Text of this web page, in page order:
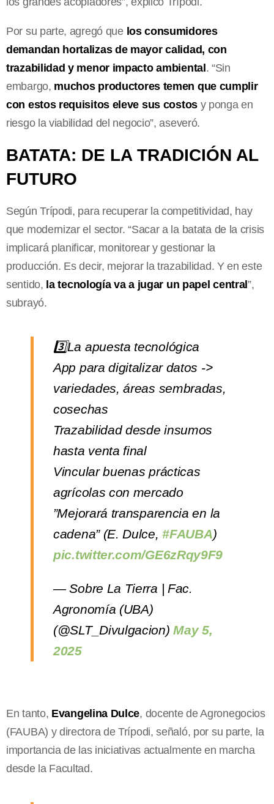
Por su parte, agregó que los consumidores
demandan hortalizas de mayor calidad, con
trazabilidad y menor impacto ambiental. “Sin
embargo, muchos productores temen que cumplir
con estos requisitos eleve sus costosy ponga en
riesgo la viabilidad del negocio”, aseveró.
BATATA: DE LA TRADICIÓN AL
FUTURO
Según Trípodi, para recuperar la competitividad, hay
que modernizar el sector. “Sacar a la batata de la crisis
implicará planificar, monitorear y gestionar la
producción. Es decir, mejorar la trazabilidad. Y en este
sentido, la tecnología va a jugar un papel central”,
subrayó.
3️⃣La apuesta tecnológica
App para digitalizar datos ->
variedades, áreas sembradas,
cosechas
Trazabilidad desde insumos
hasta venta final
Vincular buenas prácticas
agrícolas con mercado
️”Mejorará transparencia en la
cadena” (E. Dulce,#FAUBA)
pic.twitter.com/GE6zRqy9F9
— Sobre La Tierra | Fac.
Agronomía (UBA)
(@SLT_Divulgacion)May 5,
2025
En tanto, Evangelina Dulce, docente de Agronegocios
(FAUBA) y directora de Trípodi, señaló, por su parte, la
importancia de las iniciativas actualmente en marcha
desde la Facultad.